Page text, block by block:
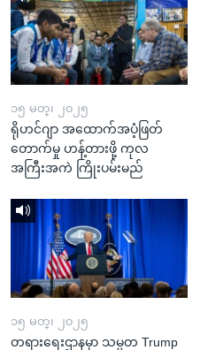
၁၅ မတ္၊ ၂၀၂၅
ရိုဟင်ဂျာ အထောက်အပံ့ဖြတ်
တောက်မှု ဟန့်တားဖို့ ကုလ
အကြီးအကဲ ကြိုးပမ်းမည်
၁၅ မတ္၊ ၂၀၂၅
တရားရေးဌာနမှာ သမ္မတ Trump